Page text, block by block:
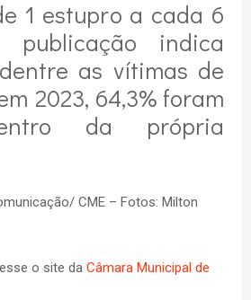
1 estupro a cada 6
publicação indica
as vítimas de
2023, 64,3% foram
da própria
CME – Fotos: Milton
o site da Câmara Municipal de